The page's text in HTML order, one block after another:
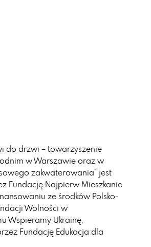
do drzwi – towarzyszenie
w Warszawie oraz w
zakwaterowania” jest
Fundację Najpierw Mieszkanie
ze środków Polsko-
Wolności w
Wspieramy Ukrainę,
Fundację Edukacja dla